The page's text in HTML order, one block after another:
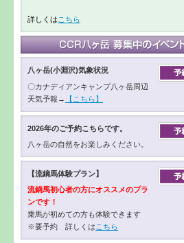
詳しくは こちら
八ヶ岳(小淵沢)気象状況
〇カナディアンキャンプ八ヶ岳周辺
天気予報→
【こちら】
2026年のご予約こちらです。
八ヶ岳の自然をお楽しみください。
【流鏑馬体験プラン】
流鏑馬初心者の方にオススメのプラ
ンです！
乗馬が初めての方も体験できます
※要予約 詳しくは こちら